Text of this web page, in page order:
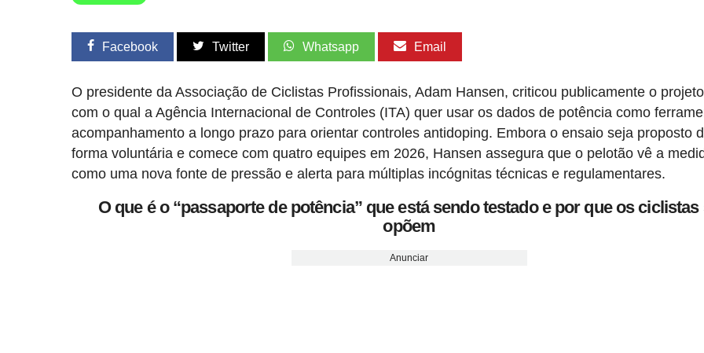
Facebook Twitter Whatsapp Email
O presidente da Associação de Ciclistas Profissionais, Adam Hansen, criticou publicamente o
com o qual a Agência Internacional de Controles (ITA) quer usar os dados de potência como
acompanhamento a longo prazo para orientar controles antidoping. Embora o ensaio seja proposto
forma voluntária e comece com quatro equipes em 2026, Hansen assegura que o pelotão vê a
como uma nova fonte de pressão e alerta para múltiplas incógnitas técnicas e regulamentares.
O que é o “passaporte de potência” que está sendo testado e por que os ciclistas
opõem
Anunciar